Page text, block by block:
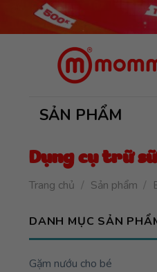
SẢN PHẨM
Dụng cụ trữ
Trang chủ / Sản phẩm /
DANH MỤC SẢN
Gặm nướu cho bé